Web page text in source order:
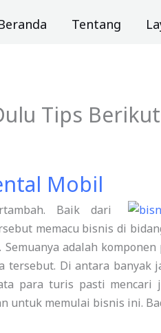
Tentang
Tips
Mobil
Baik dari
memacu bisnis di
adalah
tersebut. Di antara banyak
para turis pasti
untuk memulai bisnis ini.